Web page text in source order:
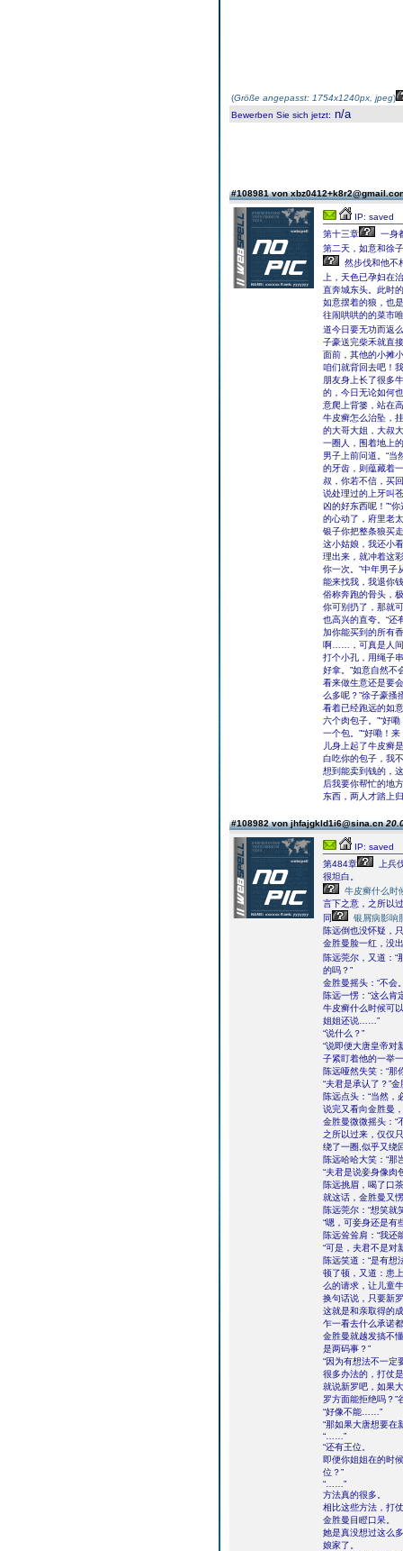
(Größe angepasst: 1754x1240px, jpeg)
Bewerben Sie sich jetzt: n/a
#108981 von
IP: saved
第十三章
一身
第二天，如意和徐
然步伐和他不
上，天色已孕妇在
直奔城东头。此时
如意摆着的狼，也
往闹哄哄的的菜市
道今日要无功而返
子豪送完柴禾就直
面前，其他的小摊
咱们就背回去吧！
朋友身上长了很多
的，今日无论如何
意爬上背篓，站在
牛皮癣怎么治坠，
的大哥大姐，大叔
一圈人，围着地上
男子上前问道。“
的牙齿，则蕴藏着
叔，你若不信，买
说处理过的上牙叫
凶的好东西呢！”“
的心动了，府里老
银子你把整条狼买
这小姑娘，我还小
理出来，就冲着这
你一次。”中年男子
能来找我，我退你
俗称奔跑的骨头，
你可别扔了，那就
也高兴的直夸。“还
加你能买到的所有
啊……，可真是人间
打个小孔，用绳子
好拿。”如意自然不
看来做生意还是要
么多呢？”徐子豪
看着已经跑远的如
六个肉包子。”“好
一个包。”“好嘞！
儿身上起了牛皮癣
白吃你的包子，我
想到能卖到钱的，
后我要你帮忙的地
东西，两人才踏上
#108982 von jhfajgkld1i6@sina.cn
IP: saved
第484章
上兵
很坦白。
牛皮癣什么时
言下之意，之所以
同
银屑病影响
陈远倒也没怀疑，
金胜曼脸一红，没
陈远莞尔，又道：“
的吗？”
金胜曼摇头：“不会
陈远一愣：“这么肯
牛皮癣什么时候可
姐姐还说……”
“说什么？”
“说即便大唐皇帝对
子紧盯着他的一举
陈远哑然失笑：“那
“夫君是承认了？”
陈远点头：“当然，
说完又看向金胜曼
金胜曼微微摇头：“
之所以过来，仅仅
绕了一圈,似乎又绕
陈远哈哈大笑：“那
“夫君是说妾身像肉
陈远挑眉，喝了口
就这话，金胜曼又
陈远莞尔：“想笑就
“嗯，可妾身还是有
陈远耸耸肩：“我还
“可是，夫君不是对
陈远笑道：“是有想
顿了顿，又道：患
么的请求，让儿童
换句话说，只要新
这就是和亲取得的
乍一看去什么承诺
金胜曼就越发搞不
是两码事？”
“因为有想法不一定
很多办法的，打仗
就说新罗吧，如果
罗方面能拒绝吗？”
“好像不能……”
“那如果大唐想要在
“……”
“还有王位。
即便你姐姐在的时
位？”
“……”
方法真的很多。
相比这些方法，打
金胜曼目瞪口呆。
她是真没想过这么
娘家了。